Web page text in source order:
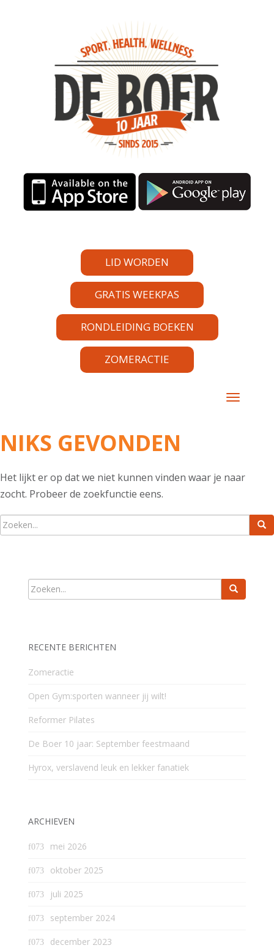
LID WORDEN
GRATIS WEEKPAS
RONDLEIDING BOEKEN
ZOMERACTIE
TOGGLE
NIKS GEVONDEN
Het lijkt er op dat we niet kunnen vinden waar je naar
zocht. Probeer de zoekfunctie eens.
RECENTE BERICHTEN
Zomeractie
Open Gym:sporten wanneer jij wilt!
Reformer Pilates
De Boer 10 jaar: September feestmaand
Hyrox, verslavend leuk en lekker fanatiek
ARCHIEVEN
mei 2026
oktober 2025
juli 2025
september 2024
december 2023